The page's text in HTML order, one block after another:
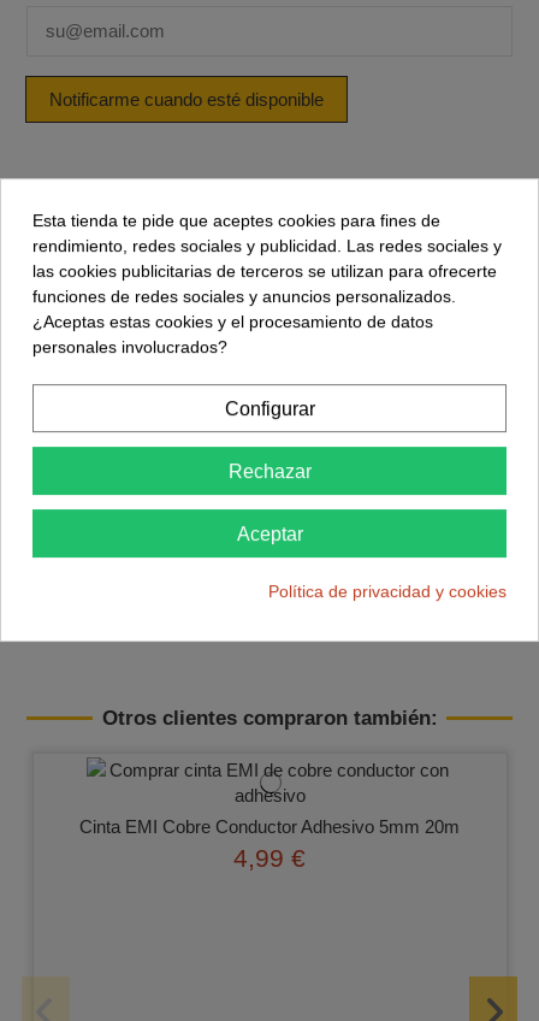
Descripción
Detalles del producto
Reviews (2)
Pulsador de excelente calidad y robustez. Facilmente
personalizable gracias a su tecla porta etiquetas.
Ideal para tus proyectos con Arduino y Microcontrolador.
Medidas: 12 x 12 x 7,3
Otros clientes compraron también:
Cinta EMI Cobre Conductor Adhesivo 5mm 20m
4,99 €
Esta tienda te pide que aceptes cookies para fines de
rendimiento, redes sociales y publicidad. Las redes sociales y
las cookies publicitarias de terceros se utilizan para ofrecerte
funciones de redes sociales y anuncios personalizados.
¿Aceptas estas cookies y el procesamiento de datos
personales involucrados?
Configurar
Rechazar
Aceptar
Política de privacidad y cookies